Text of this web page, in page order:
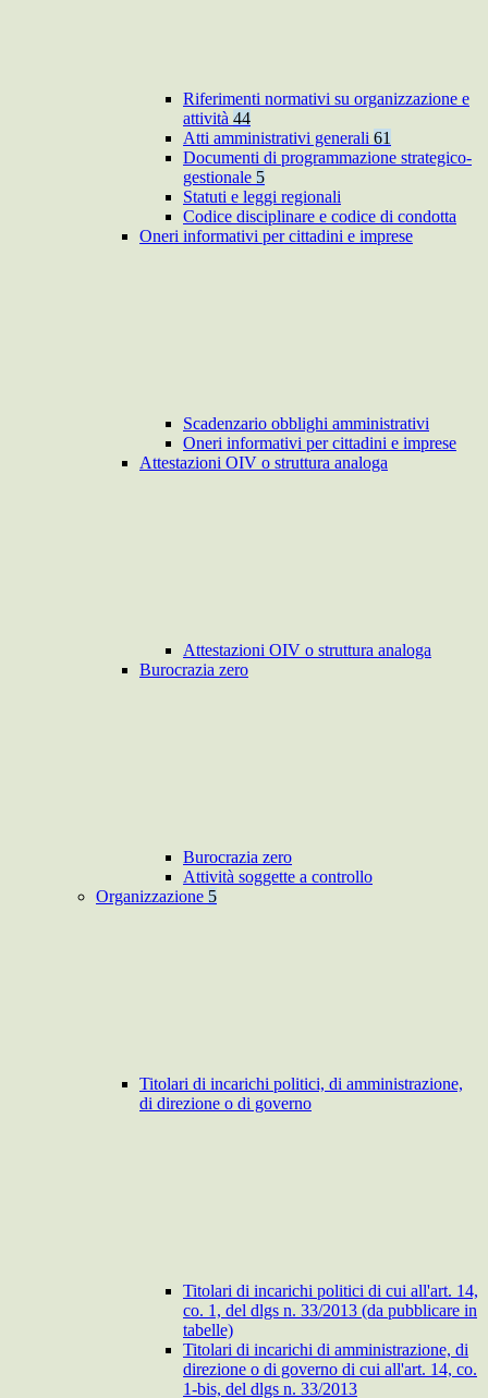
Riferimenti normativi su organizzazione e
attività 44
Atti amministrativi generali 61
Documenti di programmazione strategico-
gestionale 5
Statuti e leggi regionali
Codice disciplinare e codice di condotta
Oneri informativi per cittadini e imprese
Scadenzario obblighi amministrativi
Oneri informativi per cittadini e imprese
Attestazioni OIV o struttura analoga
Attestazioni OIV o struttura analoga
Burocrazia zero
Burocrazia zero
Attività soggette a controllo
Organizzazione 5
Titolari di incarichi politici, di amministrazione,
di direzione o di governo
Titolari di incarichi politici di cui all'art. 14,
co. 1, del dlgs n. 33/2013 (da pubblicare in
tabelle)
Titolari di incarichi di amministrazione, di
direzione o di governo di cui all'art. 14, co.
1-bis, del dlgs n. 33/2013